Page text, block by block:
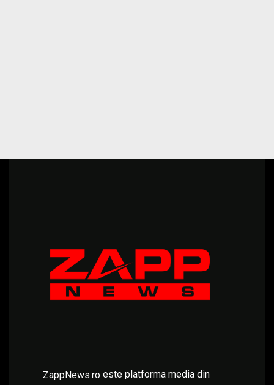
ZappNews.ro este platforma media din